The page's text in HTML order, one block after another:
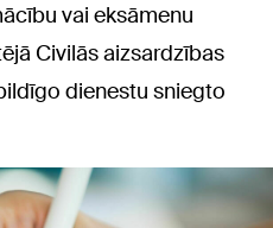
vai eksāmenu
Civilās aizsardzības
dienestu sniegto